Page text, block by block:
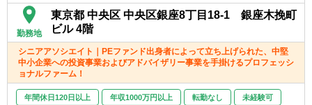
することも可能
- 個人の裁量が大きい環境での業務が可能
- 立場や役職関係なく意見交換ができ、か
つ、それが実行されやすい風通しのよい職場
■成果に見合った報酬体系
- 成果が報酬に反映される透明性の高い報酬
※興味があれば、グループ会社にて税務業務
※ご希望に応じて、投資業務とアドバイザリ
ー業務の両方に従事いただくこともできます
【投資業務】
勤務地
東京都 中央区 中央区銀座8丁目18-1 銀座木挽町
ビル 4階
シニアアソシエイト｜PEファンド出身者によって立ち上げられた、中堅
中小企業への投資事業およびアドバイザリー事業を手掛けるプロフェッシ
ョナルファーム！
年間休日120日以上 年収1000万円以上 転勤なし 未経験可